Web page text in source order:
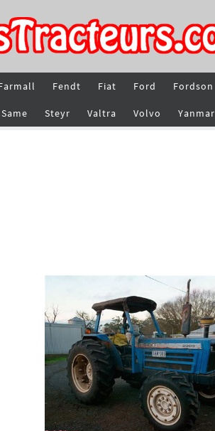
Fendt Fiat Ford Fordson
Same Steyr Valtra Volvo Yanmar